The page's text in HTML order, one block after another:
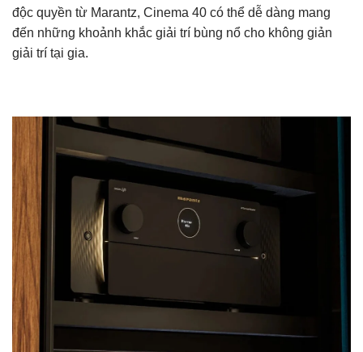
độc quyền từ Marantz, Cinema 40 có thể dễ dàng mang
đến những khoảnh khắc giải trí bùng nổ cho không giản
giải trí tại gia.